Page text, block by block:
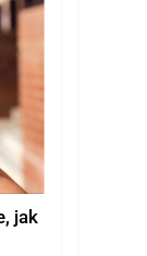
jak